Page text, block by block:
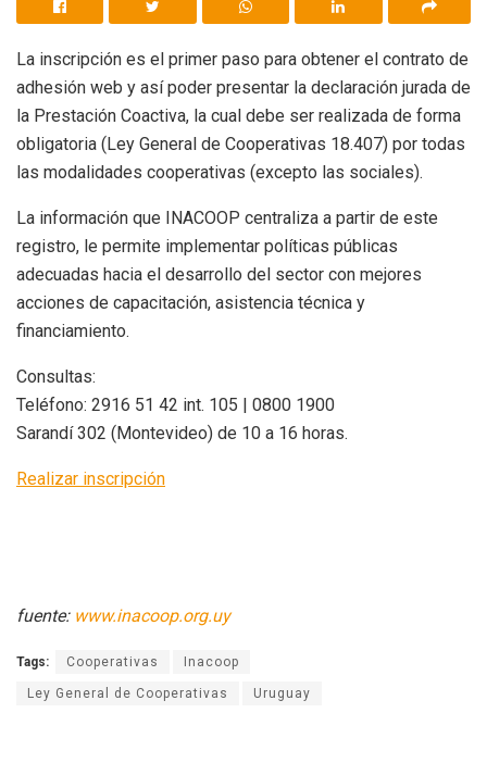
La inscripción es el primer paso para obtener el contrato de
adhesión web y así poder presentar la declaración jurada de
la Prestación Coactiva, la cual debe ser realizada de forma
obligatoria (Ley General de Cooperativas 18.407) por todas
las modalidades cooperativas (excepto las sociales).
La información que INACOOP centraliza a partir de este
registro, le permite implementar políticas públicas
adecuadas hacia el desarrollo del sector con mejores
acciones de capacitación, asistencia técnica y
financiamiento.
Consultas:
Teléfono: 2916 51 42 int. 105 | 0800 1900
Sarandí 302 (Montevideo) de 10 a 16 horas.
Realizar inscripción
fuente: www.inacoop.org.uy
Tags: Cooperativas Inacoop
Ley General de Cooperativas Uruguay